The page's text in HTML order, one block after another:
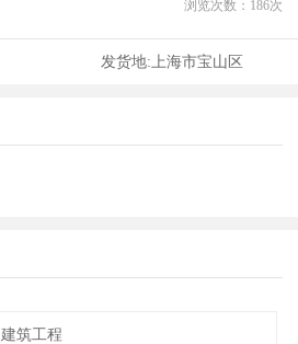
浏览次数： 186次
发货地:上海市宝山区
建筑工程